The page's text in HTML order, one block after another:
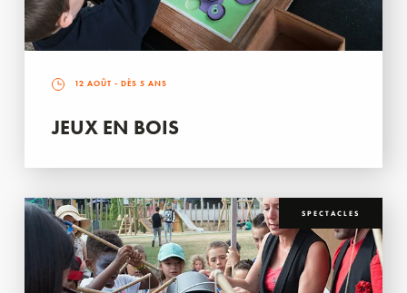
12 AOÛT - DÈS 5 ANS
JEUX EN BOIS
SPECTACLES